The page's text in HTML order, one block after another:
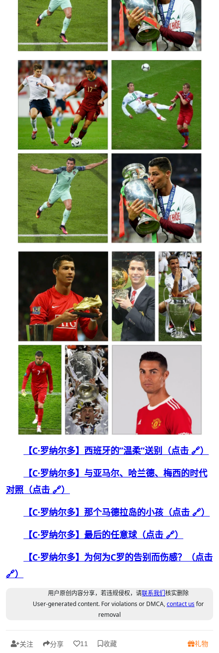
【C·罗纳尔多】西班牙的”温柔”送别（点击 🔗）
【C·罗纳尔多】与亚马尔、哈兰德、梅西的时代
对照（点击 🔗）
【C·罗纳尔多】那个马德拉岛的小孩（点击 🔗）
【C·罗纳尔多】最后的任意球（点击 🔗）
【C·罗纳尔多】为何为C罗的告别而伤感？（点击
🔗）
用户原创内容分享，若违规侵权，请联系我们核实删除
User-generated content. For violations or DMCA,contact usfor
removal
关注 分享 11 收藏 礼物